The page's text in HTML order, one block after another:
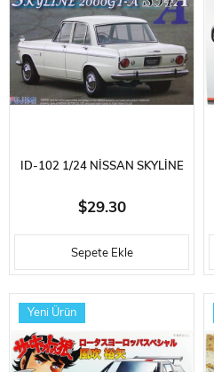
ID-102 1/24 NİSSAN SKYLİNE
2000GT-B(S-54A)
$29.30
Sepete Ekle
Yeni Ürün